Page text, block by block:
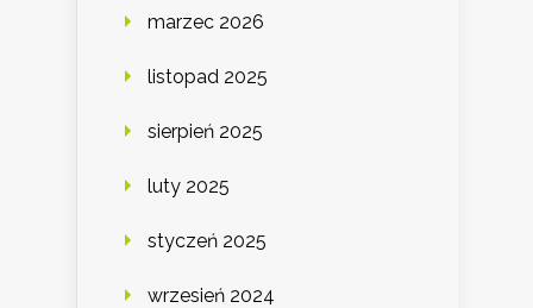
marzec 2026
listopad 2025
sierpień 2025
luty 2025
styczeń 2025
wrzesień 2024